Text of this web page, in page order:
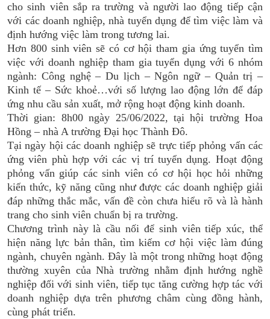
cho sinh viên sắp ra trường và người lao động tiếp cận
với các doanh nghiệp, nhà tuyển dụng để tìm việc làm và
định hướng việc làm trong tương lai.
Hơn 800 sinh viên sẽ có cơ hội tham gia ứng tuyển tìm
việc với doanh nghiệp tham gia tuyển dụng với 6 nhóm
ngành: Công nghệ – Du lịch – Ngôn ngữ – Quản trị –
Kinh tế – Sức khoẻ…với số lượng lao động lớn để đáp
ứng nhu cầu sản xuất, mở rộng hoạt động kinh doanh.
Thời gian: 8h00 ngày 25/06/2022, tại hội trường Hoa
Hồng – nhà A trường Đại học Thành Đô.
Tại ngày hội các doanh nghiệp sẽ trực tiếp phỏng vấn các
ứng viên phù hợp với các vị trí tuyển dụng. Hoạt động
phỏng vấn giúp các sinh viên có cơ hội học hỏi những
kiến thức, kỹ năng cũng như được các doanh nghiệp giải
đáp những thắc mắc, vấn đề còn chưa hiểu rõ và là hành
trang cho sinh viên chuẩn bị ra trường.
Chương trình này là cầu nối để sinh viên tiếp xúc, thể
hiện năng lực bản thân, tìm kiếm cơ hội việc làm đúng
ngành, chuyên ngành. Đây là một trong những hoạt động
thường xuyên của Nhà trường nhằm định hướng nghề
nghiệp đối với sinh viên, tiếp tục tăng cường hợp tác với
doanh nghiệp dựa trên phương châm cùng đồng hành,
cùng phát triển.